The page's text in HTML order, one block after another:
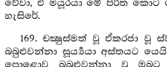
වේවා, ඒ මයූරයා මේ පිරිත
හැසිරේ.
169. චක්‍ෂුස්මත් වූ ඒකරජා වූ
බබුළුවන්නා සූර්‍ය්‍යයා අස්තයට